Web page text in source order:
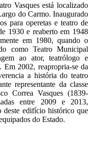
Vasques está localizado
do Carmo. Inaugurado
para operetas e teatro de
1930 e reaberto em 1948
em 1980, quando o
como Teatro Municipal
ao ator, teatrólogo e
Em 2002, reapropria-se da
a história do teatro
representante da classe
Correa Vasques (1839-
entre 2009 e 2013,
deste edifício histórico que
do Estado.